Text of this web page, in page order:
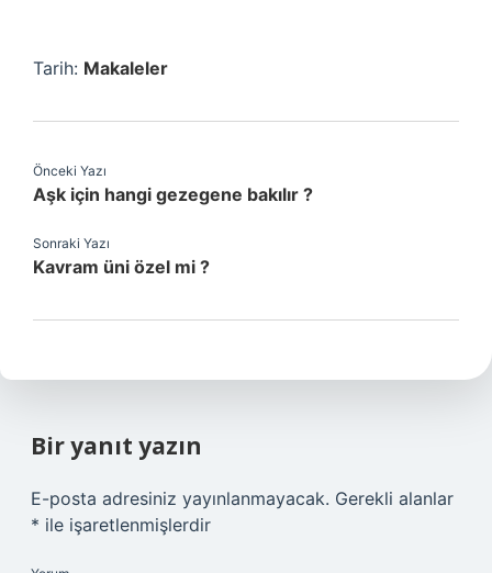
Tarih: Makaleler
Önceki Yazı
Aşk için hangi gezegene bakılır ?
Sonraki Yazı
Kavram üni özel mi ?
Bir yanıt yazın
E-posta adresiniz yayınlanmayacak. Gerekli alanlar
* ile işaretlenmişlerdir